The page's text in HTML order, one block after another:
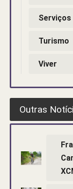
Serviços
Turismo
Viver
Outras